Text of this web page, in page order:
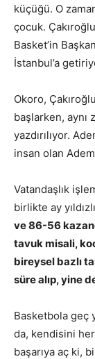
küçüğü. O
çocuk.
Basket’in
İstanbul’a
Okoro,
başlarken, aynı
yazdırılıyor.
insan olan
Vatandaşlık
birlikte ay
ve 86-56
tavuk misali,
bireysel bazlı
süre alıp, yine
Basketbola geç
da, kendisini
başarıya aç ki,